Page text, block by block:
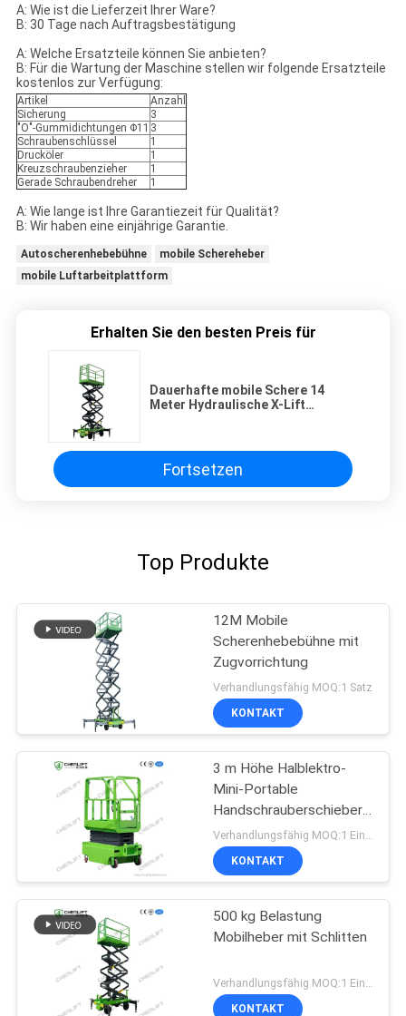
A: Wie ist die Lieferzeit Ihrer Ware?
B: 30 Tage nach Auftragsbestätigung
A: Welche Ersatzteile können Sie anbieten?
B: Für die Wartung der Maschine stellen wir folgende Ersatzteile
kostenlos zur Verfügung:
Artikel
Anzahl
Sicherung
3
"O"-Gummidichtungen Φ11 3
Schraubenschlüssel
1
Drucköler
1
Kreuzschraubenzieher
1
Gerade Schraubendreher
1
A: Wie lange ist Ihre Garantiezeit für Qualität?
B: Wir haben eine einjährige Garantie.
Autoscherenhebebühne
mobile Schereheber
mobile Luftarbeitplattform
Erhalten Sie den besten Preis für
Dauerhafte mobile Schere 14
Meter Hydraulische X-Lift
Fortsetzen
Top Produkte
12M Mobile
Scherenhebebühne mit
Zugvorrichtung
Verhandlungsfähig MOQ:1 Satz
KONTAKT
3 m Höhe Halblektro-
Mini-Portable
Handschrauberschieber
für Lager
KONTAKT
500 kg Belastung
Mobilheber mit Schlitten
KONTAKT